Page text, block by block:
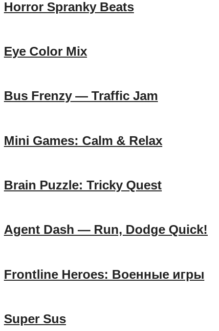
Horror Spranky Beats
Eye Color Mix
Bus Frenzy — Traffic Jam
Mini Games: Calm & Relax
Brain Puzzle: Tricky Quest
Agent Dash — Run, Dodge Quick!
Frontline Heroes: Военные игры
Super Sus